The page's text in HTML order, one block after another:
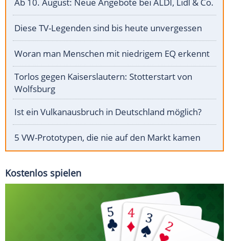
Ab 10. August: Neue Angebote bei ALDI, Lidl & Co.
Diese TV-Legenden sind bis heute unvergessen
Woran man Menschen mit niedrigem EQ erkennt
Torlos gegen Kaiserslautern: Stotterstart von
Wolfsburg
Ist ein Vulkanausbruch in Deutschland möglich?
5 VW-Prototypen, die nie auf den Markt kamen
Kostenlos spielen